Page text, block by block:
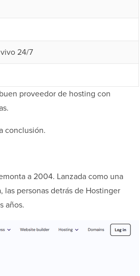
24/7
proveedor de hosting con
conclusión.
a 2004. Lanzada como una
personas detrás de Hostinger
años.